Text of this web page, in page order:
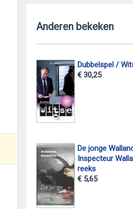
Anderen bekeken
Dubbelspel /
€ 30,25
De jonge
Inspecteur
reeks
€ 5,65